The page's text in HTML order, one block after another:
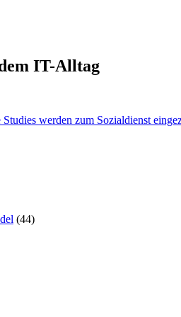
IT-Alltag
werden zum Sozialdienst
(44)